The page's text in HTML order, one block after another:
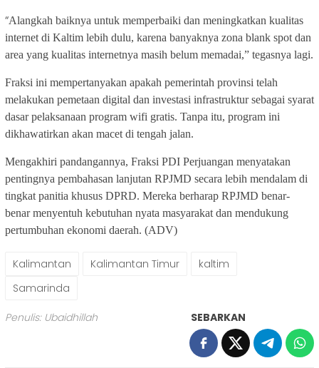
“Alangkah baiknya untuk memperbaiki dan meningkatkan kualitas
internet di Kaltim lebih dulu, karena banyaknya zona blank spot dan
area yang kualitas internetnya masih belum memadai,” tegasnya lagi.
Fraksi ini mempertanyakan apakah pemerintah provinsi telah
melakukan pemetaan digital dan investasi infrastruktur sebagai syarat
dasar pelaksanaan program wifi gratis. Tanpa itu, program ini
dikhawatirkan akan macet di tengah jalan.
Mengakhiri pandangannya, Fraksi PDI Perjuangan menyatakan
pentingnya pembahasan lanjutan RPJMD secara lebih mendalam di
tingkat panitia khusus DPRD. Mereka berharap RPJMD benar-
benar menyentuh kebutuhan nyata masyarakat dan mendukung
pertumbuhan ekonomi daerah. (ADV)
Kalimantan Kalimantan Timur
kaltim
Samarinda
Penulis: Ubaidhillah SEBARKAN